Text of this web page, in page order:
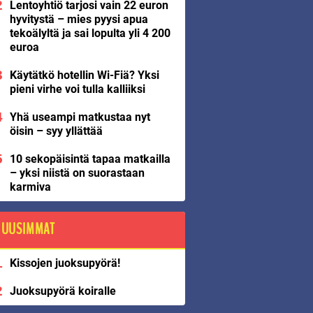
Lentoyhtiö tarjosi vain 22 euron
hyvitystä – mies pyysi apua
tekoälyltä ja sai lopulta yli 4 200
euroa
Käytätkö hotellin Wi-Fiä? Yksi
pieni virhe voi tulla kalliiksi
Yhä useampi matkustaa nyt
öisin – syy yllättää
10 sekopäisintä tapaa matkailla
– yksi niistä on suorastaan
karmiva
UUSIMMAT
Kissojen juoksupyörä!
Juoksupyörä koiralle